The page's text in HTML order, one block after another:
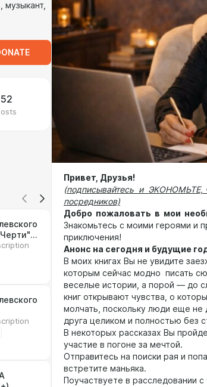
музыкант,
52
Привет, Друзья!
(подписывайтесь и ЭКОНОМЬТЕ,
посредников)
Добро пожаловать в мои
Знакомьтесь с моими героями и
приключения!
Анонс на сегодня и будущие
В моих книгах Вы не увидите
которым сейчас модно писать
веселые истории, а порой — до
книг открывают чувства, о
молчать, поскольку люди еще не
друга целиком и полностью без
В некоторых рассказах Вы
участие в погоне за мечтой.
Отправитесь на поиски рая и
встретите маньяка.
Поучаствуете в расследовании